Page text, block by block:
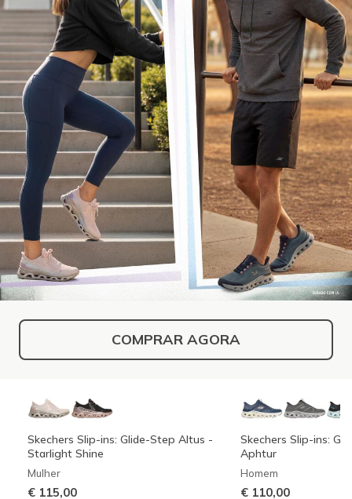
COMPRAR AGORA
Skechers Slip-ins: Glide-Step Altus -
Starlight Shine
Mulher
€ 115,00
Skechers Slip-ins:
Aphtur
Homem
€ 110,00